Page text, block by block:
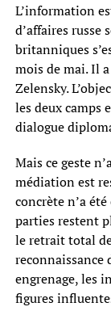
L’information
d’affaires russe
britanniques
mois de mai. Il
Zelensky.
les deux camps
dialogue
Mais ce geste
médiation est
concrète n’a
parties restent
le retrait total
reconnaissance
engrenage, les
figures